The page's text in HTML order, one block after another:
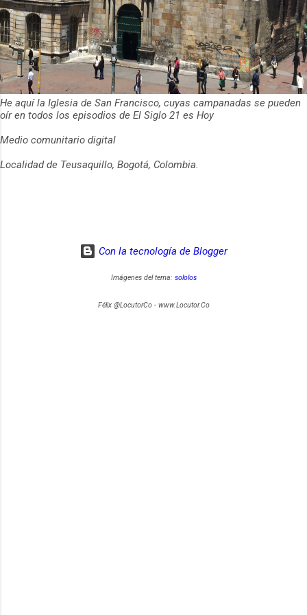
He aquí la Iglesia de San Francisco, cuyas campanadas se pueden
oír en todos los episodios de El Siglo 21 es Hoy
Medio comunitario digital
Localidad de Teusaquillo, Bogotá, Colombia.
Con la tecnología de Blogger
Imágenes del tema: sololos
Félix @LocutorCo - www.Locutor.Co